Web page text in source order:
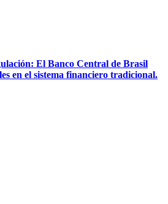
El Banco Central de Brasil
en el sistema financiero tradicional.